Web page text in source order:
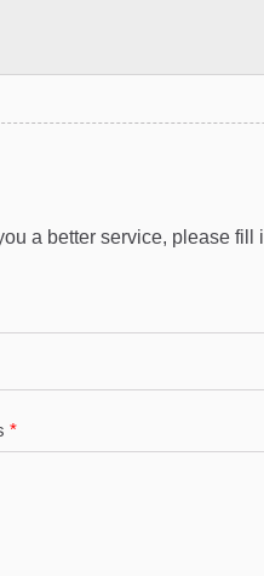
です。香水瓶、
のホットスタン
ルホットスタン
り、高級市場の